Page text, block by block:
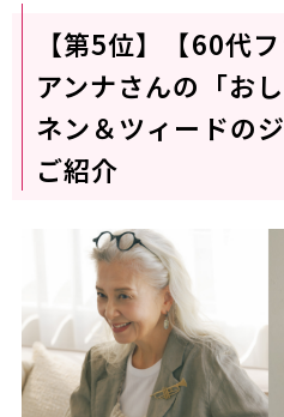
【第5位】【60代
アンナさんの「お
ネン＆ツィードの
ご紹介